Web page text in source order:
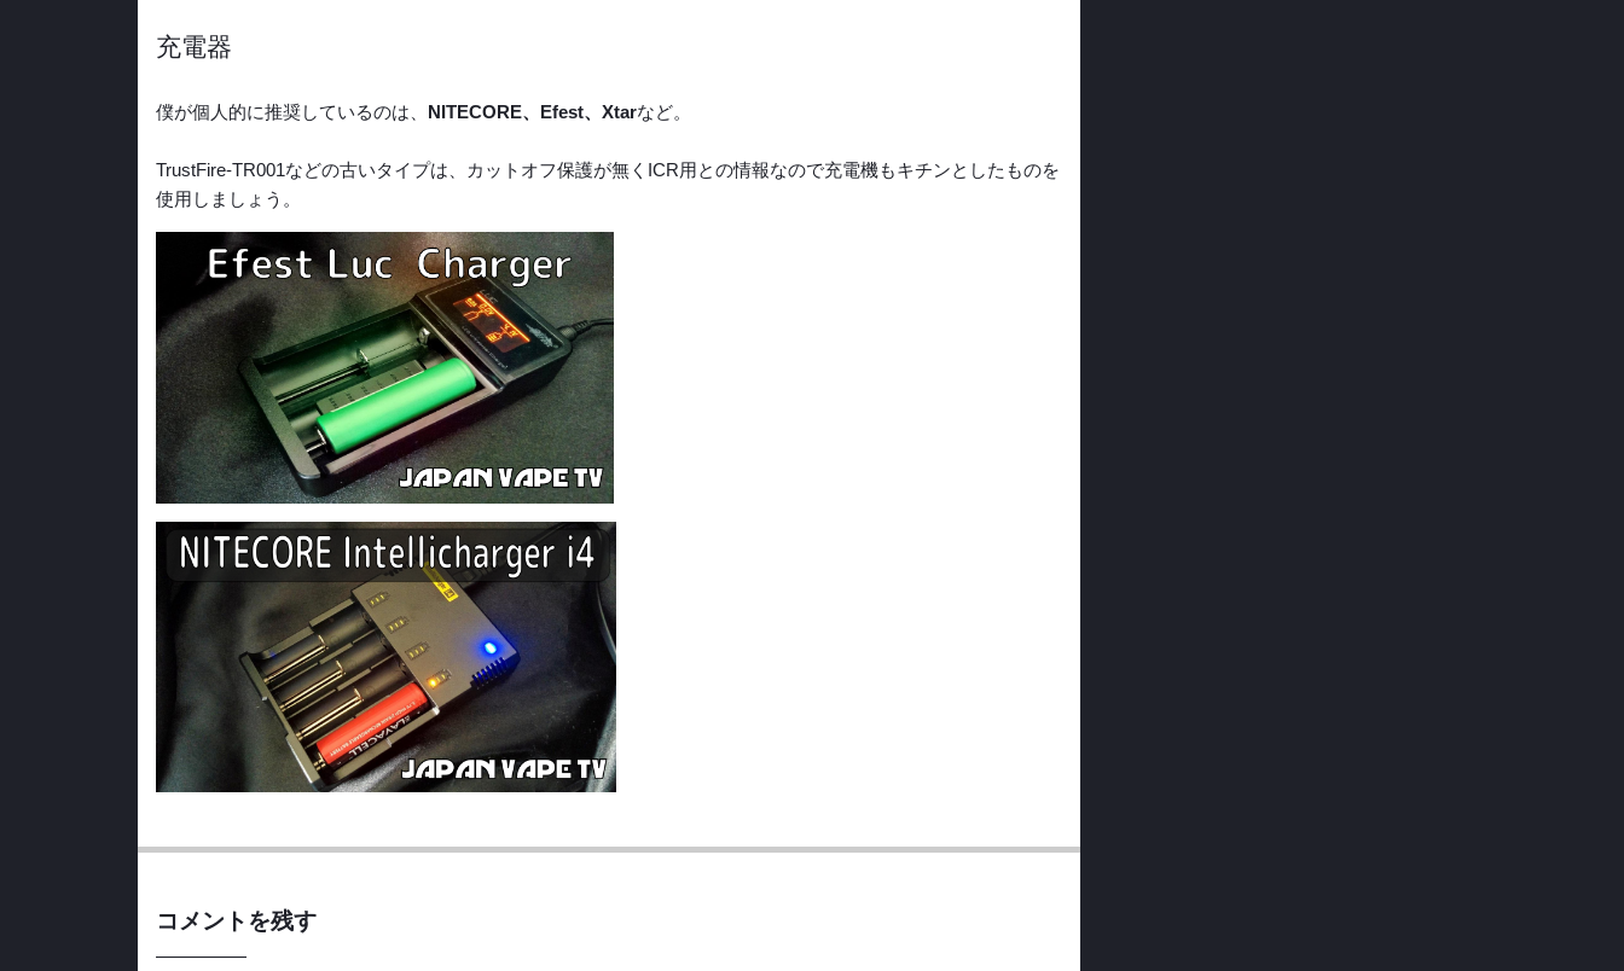
充電器
僕が個人的に推奨しているのは、 NITECORE、Efest、Xtarなど。
TrustFire-TR001などの古いタイプは、カットオフ保護が無くICR用との情報なので充電機もキチンとしたものを
使用しましょう。
コメントを残す